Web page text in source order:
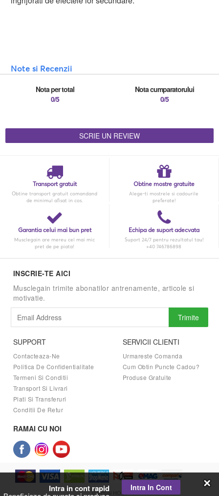
Note si Recenzii
Nota per total
0/5
Nota cumparatorului
0/5
SCRIE UN REVIEW
Intra in cont rapid Intra In Cont
Transport gratuit
Obtine transport gratuit comandand
de minimul afisat in cos.
Obtine mostre gratuite
Alege-ti mostrele si cadourile
preferate!
Garantia celui mai bun pret
Musclegain are mereu cel mai mic
pret de pe piata!
Echipa de suport adecvata
Suport 24/7 pentru rezultatul tau!
+40 746786898
INSCRIE-TE AICI
Musclegain trimite abonatilor antrenamente, articole si
motivatie.
Trimite
SUPPORT
Contacteaza-Ne
Politica De Confidentialitate
Termeni Si Conditii
Transport Si Livrari
Plati Si Transferuri
Conditii De Retur
SERVICII CLIENTI
Urmareste Comanda
Cum Obtin Puncte Cadou?
Produse Gratuite
RAMAI CU NOI
© Virtual HOST